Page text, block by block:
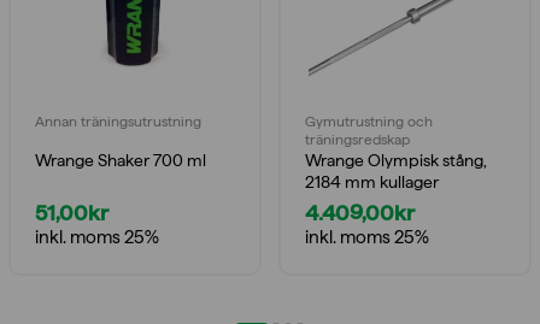
Annan träningsutrustning
Wrange Shaker 700 ml
51,00kr
inkl. moms 25%
Gymutrustning och
träningsredskap
Wrange Olympisk stång,
2184 mm kullager
4.409,00kr
inkl. moms 25%